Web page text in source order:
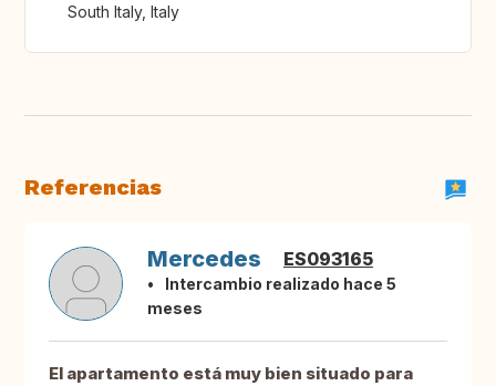
South Italy, Italy
Referencias
Mercedes ES093165
Intercambio realizado hace 5
meses
El apartamento está muy bien situado para